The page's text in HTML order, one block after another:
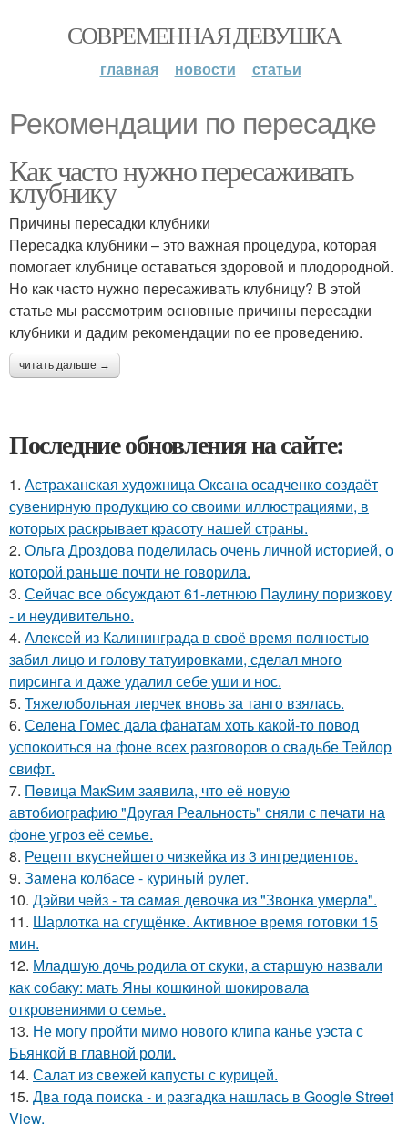
СОВРЕМЕННАЯ ДЕВУШКА
главная новости статьи
Рекомендации по пересадке
Как часто нужно пересаживать
клубнику
Причины пересадки клубники
Пересадка клубники – это важная процедура, которая
помогает клубнице оставаться здоровой и плодородной.
Но как часто нужно пересаживать клубницу? В этой
статье мы рассмотрим основные причины пересадки
клубники и дадим рекомендации по ее проведению.
читать дальше →
Последние обновления на сайте:
1. Астраханская художница Оксана осадченко создаёт
сувенирную продукцию со своими иллюстрациями, в
которых раскрывает красоту нашей страны.
2. Ольга Дроздова поделилась очень личной историей, о
которой раньше почти не говорила.
3. Сейчас все обсуждают 61-летнюю Паулину поризкову
- и неудивительно.
4. Алексей из Калининграда в своё время полностью
забил лицо и голову татуировками, сделал много
пирсинга и даже удалил себе уши и нос.
5. Тяжелобольная лерчек вновь за танго взялась.
6. Селена Гомес дала фанатам хоть какой-то повод
успокоиться на фоне всех разговоров о свадьбе Тейлор
свифт.
7. Пeвица MакSим заявила, что её новую
автобиографию "Другая Реальность" сняли с печати на
фоне угроз её семье.
8. Рецепт вкуснейшего чизкейка из 3 ингредиентов.
9. Замена колбасе - куриный рулет.
10. Дэйви чeйз - тa caмaя дeвoчкa из "Звoнкa умepлa".
11. Шарлотка на сгущёнке. Активное время готовки 15
мин.
12. Младшую дочь родила от скуки, а старшую назвали
как собаку: мать Яны кошкиной шокировала
откровениями о семье.
13. Не могу пройти мимо нового клипа канье уэста с
Бьянкой в главной роли.
14. Салат из свежей капусты с курицей.
15. Два года поиска - и разгадка нашлась в Google Street
View.